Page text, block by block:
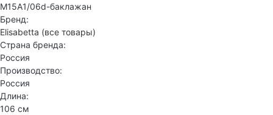
M15A1/06d-баклажан
Бренд:
Elisabetta (все товары)
Страна бренда:
Россия
Производство:
Россия
Длина:
106 см